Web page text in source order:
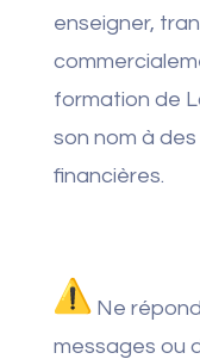
enseigner,
formation de
son nom à
financières.
Ne
messages ou